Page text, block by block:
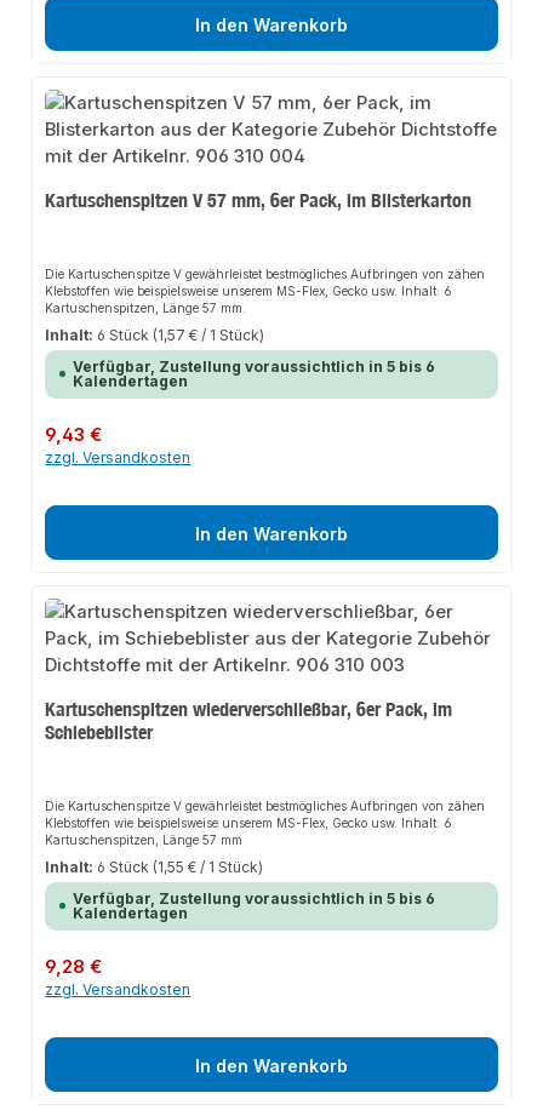
In den Warenkorb
Kartuschenspitzen V 57 mm, 6er Pack, im Blisterkarton
Die Kartuschenspitze V gewährleistet bestmögliches Aufbringen von zähen
Klebstoffen wie beispielsweise unserem MS-Flex, Gecko usw. Inhalt: 6
Kartuschenspitzen, Länge 57 mm.
Inhalt: 6 Stück (1,57 € / 1 Stück)
Verfügbar, Zustellung voraussichtlich in 5 bis 6
Kalendertagen
Regulärer Preis:
9,43 €
zzgl. Versandkosten
In den Warenkorb
Kartuschenspitzen wiederverschließbar, 6er Pack, im
Schiebeblister
Die Kartuschenspitze V gewährleistet bestmögliches Aufbringen von zähen
Klebstoffen wie beispielsweise unserem MS-Flex, Gecko usw. Inhalt: 6
Kartuschenspitzen, Länge 57 mm
Inhalt: 6 Stück (1,55 € / 1 Stück)
Verfügbar, Zustellung voraussichtlich in 5 bis 6
Kalendertagen
Regulärer Preis:
9,28 €
zzgl. Versandkosten
In den Warenkorb